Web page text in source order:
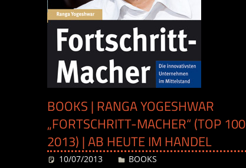
BOOKS | RANGA YOGESHWAR
„FORTSCHRITT-MACHER“ (TOP 100
2013) | AB HEUTE IM HANDEL
10/07/2013 Desiree
BOOKS